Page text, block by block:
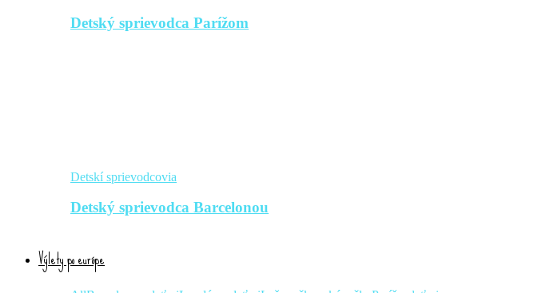
Detský sprievodca Parížom
Detskí sprievodcovia
Detský sprievodca Barcelonou
Výlety po európe